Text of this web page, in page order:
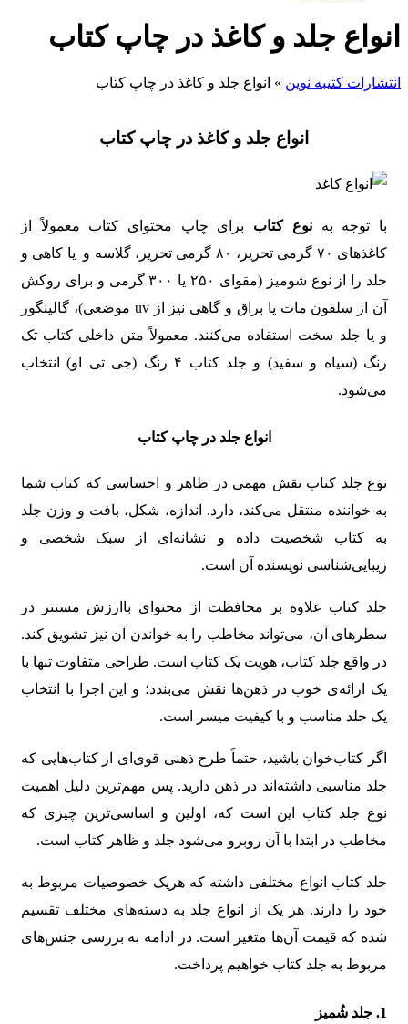
انواع جلد و کاغذ در چاپ کتاب
انتشارات کتیبه نوین » انواع جلد و کاغذ در چاپ کتاب
انواع جلد و کاغذ در چاپ کتاب
با توجه بهنوع کتاب برای چاپ محتوای کتاب معمولاً از
کاغذهای ۷۰ گرمی تحریر، ۸۰ گرمی تحریر، گلاسه و یا کاهی و
جلد را از نوع شومیز (مقوای ۲۵۰ یا ۳۰۰ گرمی و برای روکش
آن از سلفون مات یا براق و گاهی نیز از uv موضعی)، گالینگور
و یا جلد سخت استفاده می‌کنند. معمولاً متن داخلی کتاب تک
رنگ (سیاه و سفید) و جلد کتاب ۴ رنگ (جی تی او) انتخاب
می‌شود.
انواع جلد در چاپ کتاب
نوع جلد کتاب نقش مهمی در ظاهر و احساسی که کتاب شما
به خواننده منتقل می‌کند، دارد. اندازه، شکل، بافت و وزن جلد
به کتاب شخصیت داده و نشانه‌ای از سبک شخصی و
زیبایی‌شناسی نویسنده آن است.
جلد کتاب علاوه بر محافظت از محتوای باارزش مستتر در
سطرهای آن، می‌تواند مخاطب را به خواندن آن نیز تشویق کند.
در واقع جلد کتاب، هویت یک کتاب است. طراحی متفاوت تنها با
یک ارائه‌ی خوب در ذهن‌ها نقش می‌بندد؛ و این اجرا با انتخاب
یک جلد مناسب و با کیفیت میسر است.
اگر کتاب‌خوان باشید، حتماً طرح ذهنی قوی‌ای از کتاب‌هایی که
جلد مناسبی داشته‌اند در ذهن دارید. پس مهم‌ترین دلیل اهمیت
نوع جلد کتاب این است که، اولین و اساسی‌ترین چیزی که
مخاطب در ابتدا با آن روبرو می‌شود جلد و ظاهر کتاب است.
جلد کتاب انواع مختلفی داشته که هریک خصوصیات مربوط به
خود را دارند. هر یک از انواع جلد به دسته‌های مختلف تقسیم
شده که قیمت آن‌ها متغیر است. در ادامه به بررسی جنس‌های
مربوط به جلد کتاب خواهیم پرداخت.
1. جلد شُمیز